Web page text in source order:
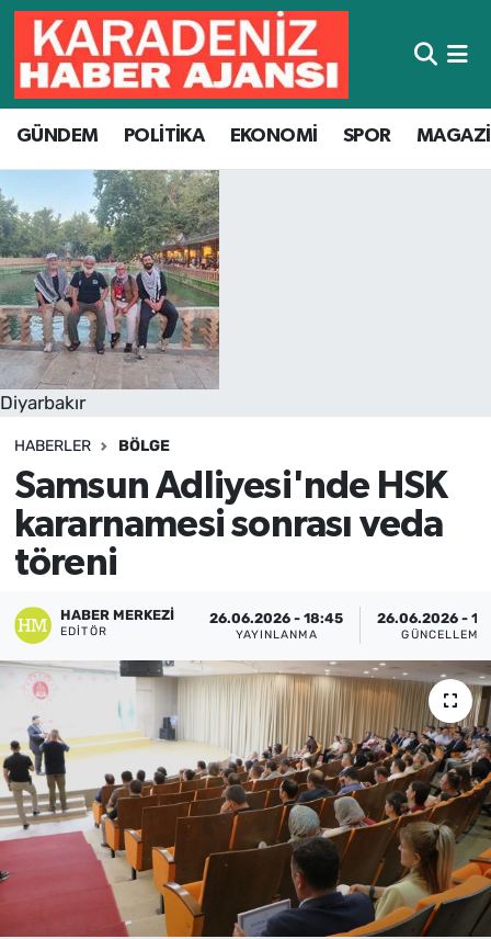
GÜNDEM POLİTİKA EKONOMİ SPOR
Diyarbakır
HABERLER BÖLGE
Samsun Adliyesi'nde HSK
kararnamesi sonrası veda
töreni
HABER MERKEZI
EDITÖR
26.06.2026 - 18:45
YAYINLANMA
26.06.2026 -
GÜNCELLEME
Hava Durumu
Trafik Durumu
Süper Lig Puan Durumu ve Fikstür
Tüm Manşetler
Son Dakika Haberleri
Haber Arşivi